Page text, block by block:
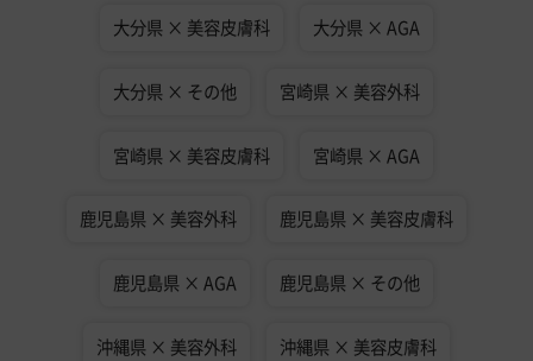
大分県 × 美容皮膚科 大分県 × AGA
大分県 × その他 宮崎県 × 美容外科
宮崎県 × 美容皮膚科 宮崎県 × AGA
鹿児島県 × 美容外科 鹿児島県 × 美容皮膚科
鹿児島県 × AGA 鹿児島県 × その他
沖縄県 × 美容外科 沖縄県 × 美容皮膚科